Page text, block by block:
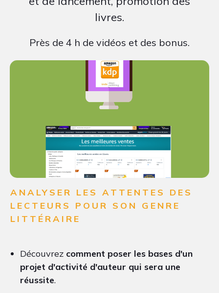
livres.
Près de 4 h de vidéos et des bonus.
ANALYSER LES ATTENTES DES
LECTEURS POUR SON GENRE
LITTÉRAIRE
Découvrez comment poser les bases d'un
projet d'activité d'auteur qui sera une
réussite.